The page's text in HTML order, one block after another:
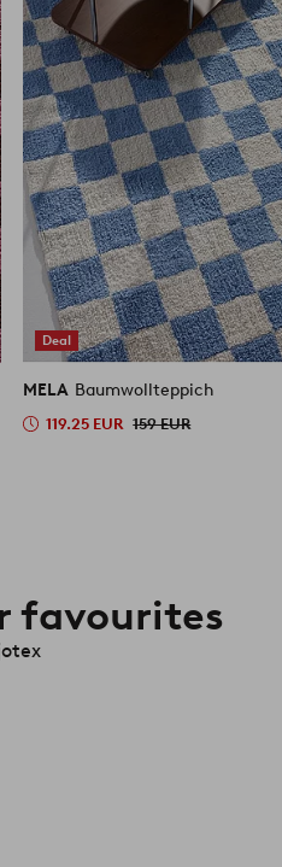
Deal
MELA Baumwollteppich
119.25 EUR 159 EUR
favourites